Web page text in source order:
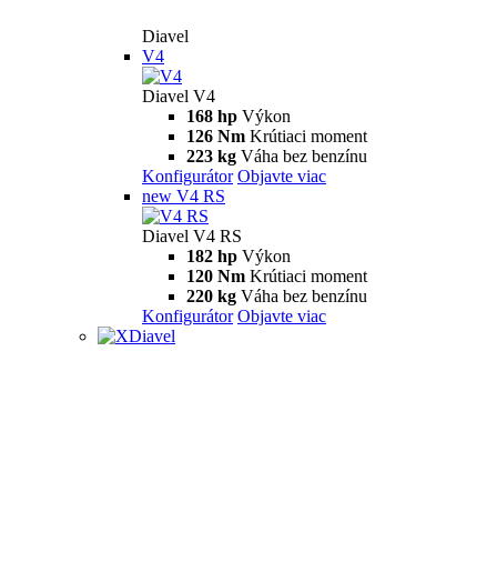
Diavel
V4
Diavel V4
168 hp Výkon
126 Nm Krútiaci moment
223 kg Váha bez benzínu
Konfigurátor Objavte viac
new V4 RS
Diavel V4 RS
182 hp Výkon
120 Nm Krútiaci moment
220 kg Váha bez benzínu
Konfigurátor Objavte viac